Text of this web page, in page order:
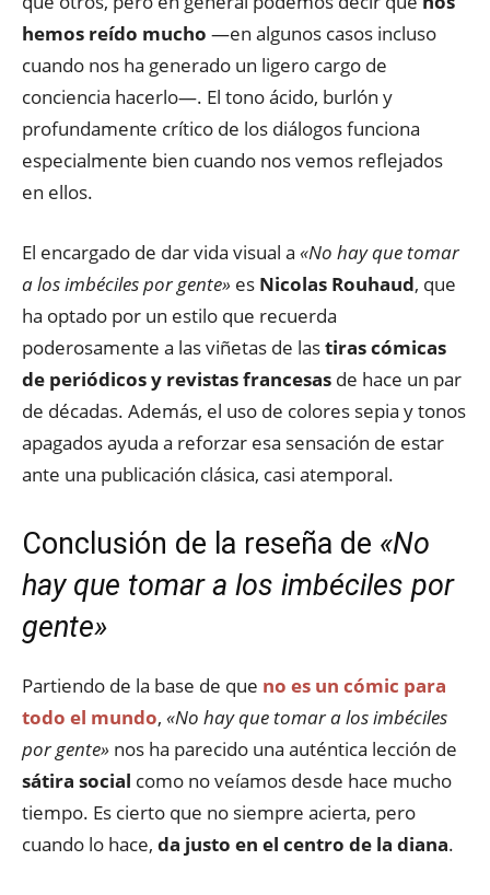
hemos reído mucho —en algunos casos incluso
cuando nos ha generado un ligero cargo de
conciencia hacerlo—. El tono ácido, burlón y
profundamente crítico de los diálogos funciona
especialmente bien cuando nos vemos reflejados
en ellos.
El encargado de dar vida visual a «No hay que tomar
a los imbéciles por gente» es Nicolas Rouhaud, que
ha optado por un estilo que recuerda
poderosamente a las viñetas de lastiras cómicas
de periódicos y revistas francesas de hace un par
de décadas. Además, el uso de colores sepia y tonos
apagados ayuda a reforzar esa sensación de estar
ante una publicación clásica, casi atemporal.
Conclusión de la reseña de «No
hay que tomar a los imbéciles por
gente»
Partiendo de la base de que no es un cómic para
todo el mundo, «No hay que tomar a los imbéciles
por gente» nos ha parecido una auténtica lección de
sátira social como no veíamos desde hace mucho
tiempo. Es cierto que no siempre acierta, pero
cuando lo hace, da justo en el centro de la diana.